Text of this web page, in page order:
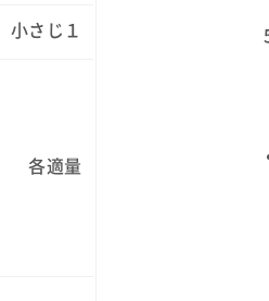
小さじ１
各適量